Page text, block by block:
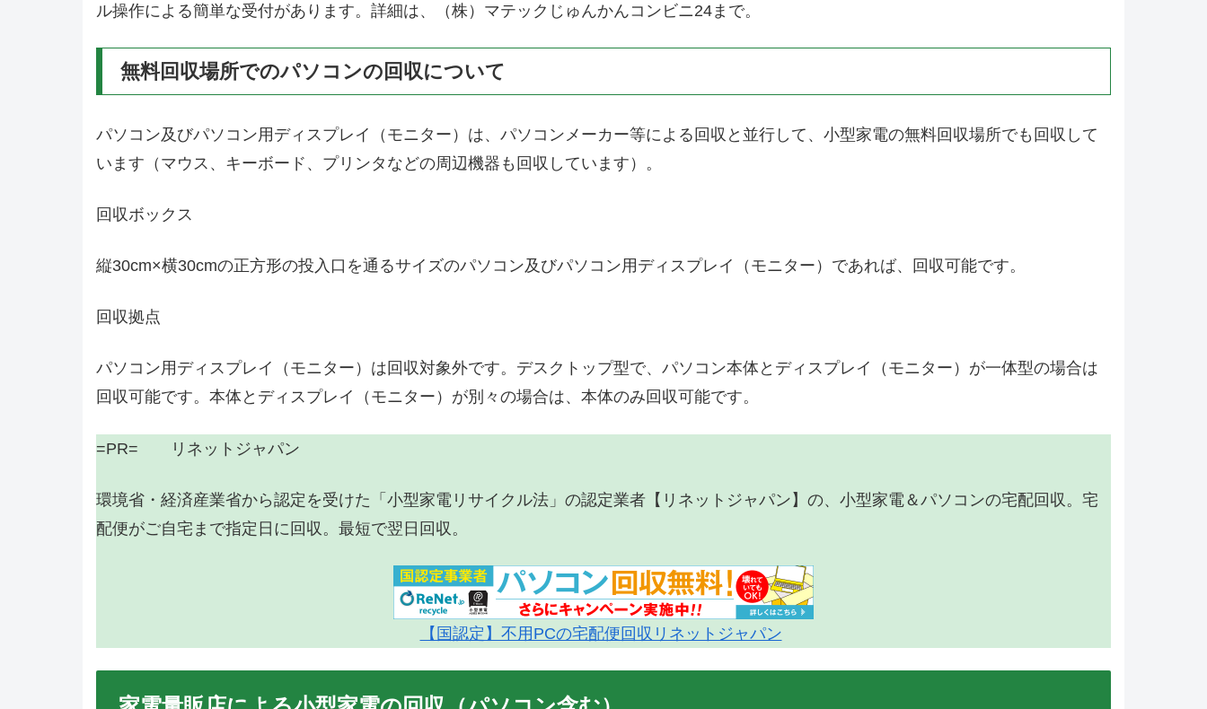
ル操作による簡単な受付があります。詳細は、（株）マテックじゅんかんコンビニ24まで。
無料回収場所でのパソコンの回収について
パソコン及びパソコン用ディスプレイ（モニター）は、パソコンメーカー等による回収と並行して、小型家電の無料回収場所でも回収して
います（マウス、キーボード、プリンタなどの周辺機器も回収しています）。
回収ボックス
縦30cm×横30cmの正方形の投入口を通るサイズのパソコン及びパソコン用ディスプレイ（モニター）であれば、回収可能です。
回収拠点
パソコン用ディスプレイ（モニター）は回収対象外です。デスクトップ型で、パソコン本体とディスプレイ（モニター）が一体型の場合は
回収可能です。本体とディスプレイ（モニター）が別々の場合は、本体のみ回収可能です。
=PR= リネットジャパン
環境省・経済産業省から認定を受けた「小型家電リサイクル法」の認定業者【リネットジャパン】の、小型家電＆パソコンの宅配回収。宅
配便がご自宅まで指定日に回収。最短で翌日回収。
【国認定】不用PCの宅配便回収リネットジャパン